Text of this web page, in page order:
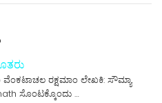
ರಕ್ಷಮಾಂ ಲೇಖಕಿ: ಸೌಮ್ಯಾ
ಸೊಂಟಕ್ಕೊಂದು …